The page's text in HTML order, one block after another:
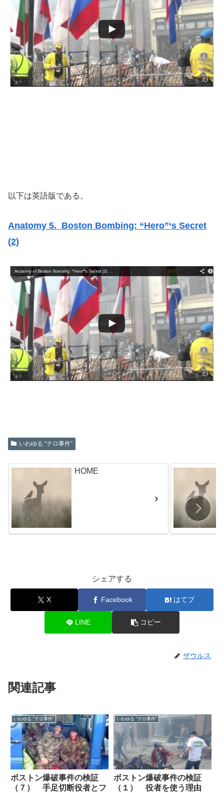
以下は英語版である。
Anatomy 5. Boston Bombing: “Hero”‘s Secret
(2)
いわゆる “テロ事件”
HOME
シェアする
X Facebook はてブ
LINE コピー
ザウルス
関連記事
いわゆる “テロ事件”
ボストン爆破事件の検証
（７） 手足切断役者とフ
いわゆる “テロ事件”
ボストン爆破事件の検証
（１） 役者を使う理由